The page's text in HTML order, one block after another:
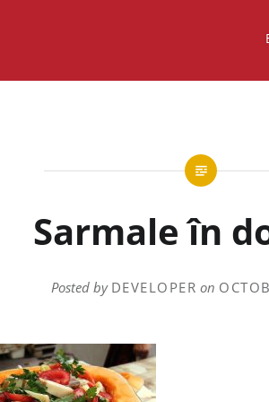
Sarmale în
Posted by DEVELOPER on